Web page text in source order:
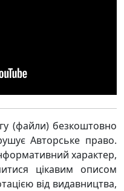
(файли) безкоштовно
Авторське право.
характер,
цікавим описом
від видавництва,